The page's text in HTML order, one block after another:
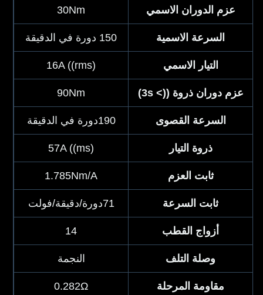
عزم الدوران الاسمي 30Nm
السرعة الاسمية
التيار الاسمي 16A ((rms)
عزم دوران ذروة ((> 3s) 90Nm
السرعة القصوى
ذروة التيار 57A ((ms)
ثابت العزم 1.785Nm/A
ثابت السرعة
أزواج القطب
وصلة التلف النجمة
مقاومة المرحلة 0.282Ω